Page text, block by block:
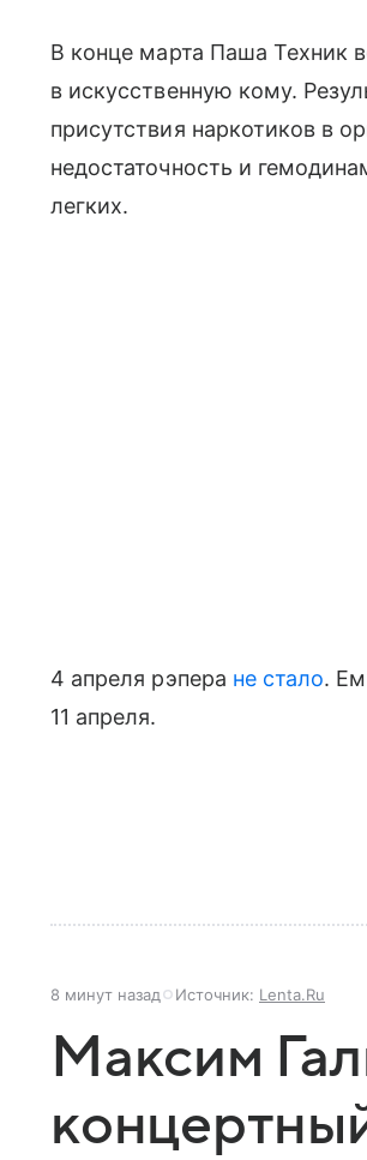
В конце марта Паша Техник
в искусственную кому.
присутствия наркотиков в
недостаточность и
легких.
4 апреля рэпера не стало.
11 апреля.
8 минут назад Источник: Lenta.Ru
Максим